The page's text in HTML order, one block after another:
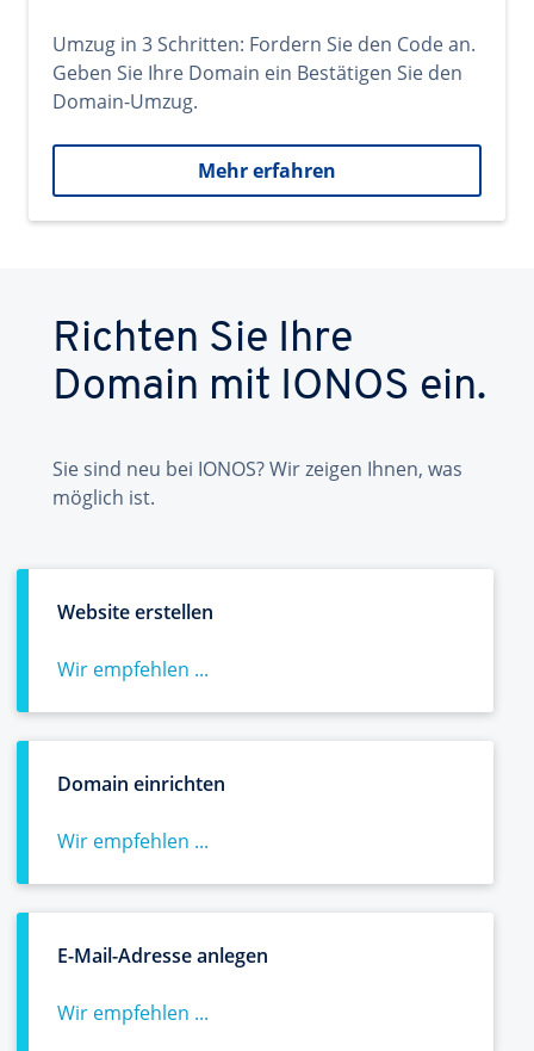
Umzug in 3 Schritten: Fordern Sie den Code an.
Geben Sie Ihre Domain ein Bestätigen Sie den
Domain-Umzug.
Mehr erfahren
Richten Sie Ihre
Domain mit IONOS ein.
Sie sind neu bei IONOS? Wir zeigen Ihnen, was
möglich ist.
Website erstellen
Wir empfehlen ...
Domain einrichten
Wir empfehlen ...
E-Mail-Adresse anlegen
Wir empfehlen ...